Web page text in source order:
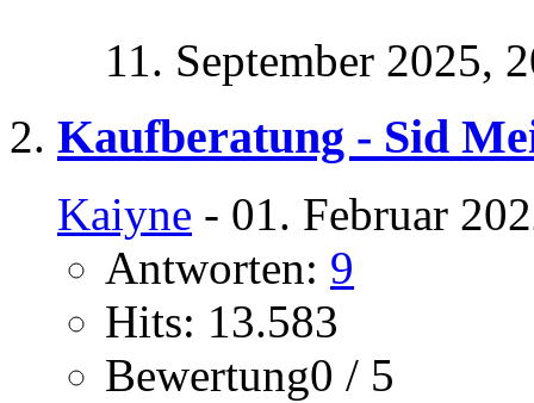
11. September 2025,
Kaufberatung - Sid
Kaiyne - 01. Februar
Antworten: 9
Hits: 13.583
Bewertung0 / 5